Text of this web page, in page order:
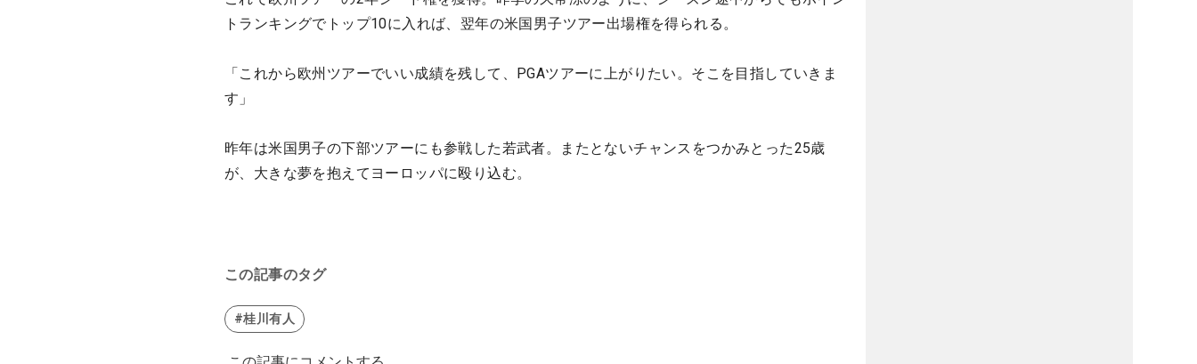
トランキングでトップ10に入れば、翌年の米国男子ツアー出場権を得られる。
「これから欧州ツアーでいい成績を残して、PGAツアーに上がりたい。そこを目指していきま
す」
昨年は米国男子の下部ツアーにも参戦した若武者。またとないチャンスをつかみとった25歳
が、大きな夢を抱えてヨーロッパに殴り込む。
この記事のタグ
#桂川有人